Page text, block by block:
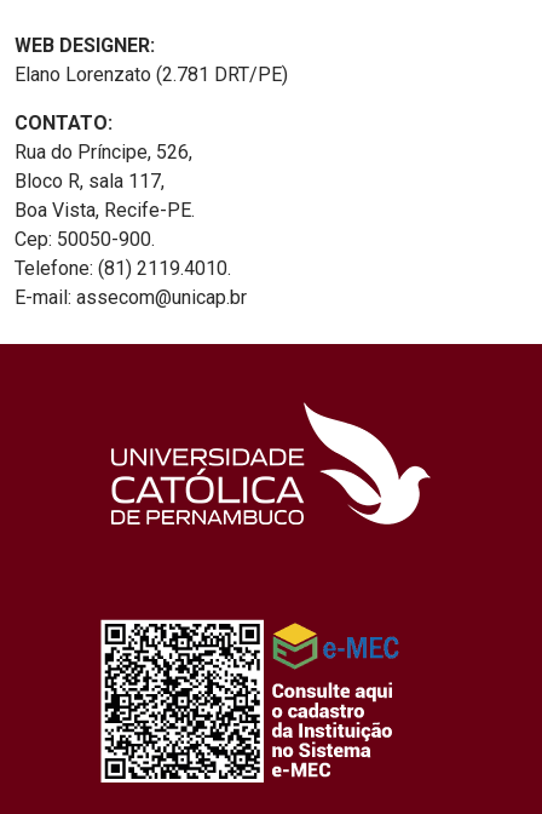
WEB DESIGNER:
Elano Lorenzato (2.781 DRT/PE)
CONTATO:
Rua do Príncipe, 526,
Bloco R, sala 117,
Boa Vista, Recife-PE.
Cep: 50050-900.
Telefone: (81) 2119.4010.
E-mail: assecom@unicap.br